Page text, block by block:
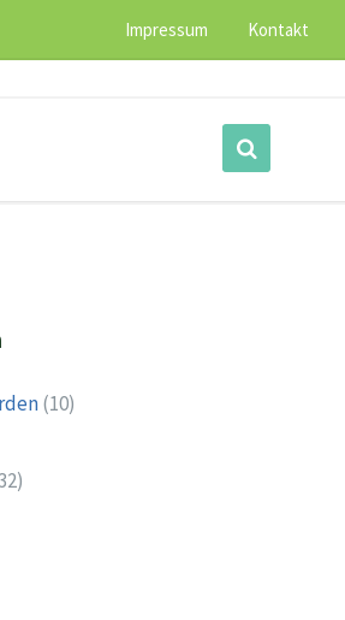
Impressum Kontakt
(10)